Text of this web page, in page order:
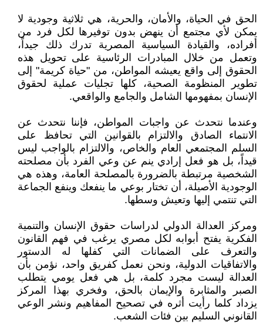
الحق في الحياة، والأمان، والحرية، هي ثلاثية وجودية لا
يمكن لأي مجتمع أن ينهض بدون توفيرها لكل فرد من
أفراده، والقيادة السياسية المصرية تدرك ذلك جيداً،
وتعمل من خلال المبادرات الرئاسية على تحويل هذه
الحقوق إلى واقع يعيشه المواطن، من "حياة كريمة" إلى
تطوير المنظومة الصحية، كلها تجليات عملية لحقوق
الإنسان بمفهومها الشامل والجامع والواقعي.
وعندما نتحدث عن واجبات المواطن، فإننا نتحدث عن
الانتماء الصادق والالتزام بالقوانين التي تحافظ على
السلم المجتمعي العام والخاص، والالتزام بالواجب ليس
قيداً، بل هو فعل إرادي ينم عن وعي الفرد بأن مصلحته
الشخصية مرتبطة بالضرورة بالمصلحة العامة، وهذه هي
الوجودية الأصيلة، أن تختار بوعي ما ينفعك وينفع الجماعة
التي تنتمي إليها وتعيش وسطها.
ومركز العدالة الدولي لدراسات حقوق الإنسان والتنمية
الفكرية يفتح أبوابه لكل مصري يرغب في فهم القانون
والتعرف على الضمانات التي كفلها له الدستور
والاتفاقيات الدولية، ونحن نعمل كفريق واحد، نؤمن بأن
العدالة ليست مجرد كلمة، بل هي فعل يومي يتطلب
الصبر والمثابرة والإيمان بالحق، وفخري بهذا المركز
يزداد كلما رأيت أثره في تصحيح المفاهيم ونشر الوعي
القانوني السليم بين فئات الشعب.